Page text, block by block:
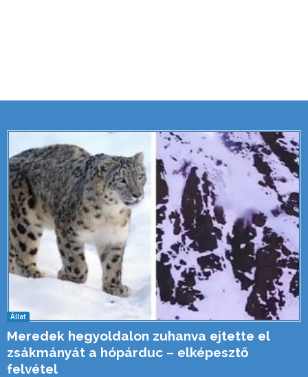
Állat
Meredek hegyoldalon zuhanva ejtette el
zsákmányát a hópárduc – elképesztő
felvétel